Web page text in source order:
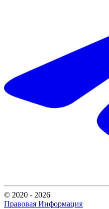
© 2020 - 2026
Правовая Информация